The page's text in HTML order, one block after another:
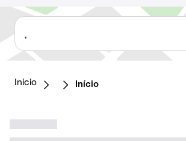
,
Início Início